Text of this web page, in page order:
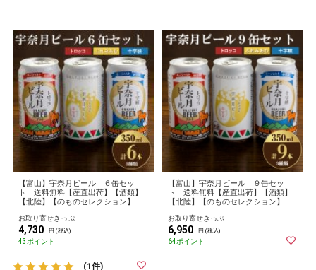
【富山】宇奈月ビール ６缶セッ
ト 送料無料【産直出荷】【酒類】
【北陸】【のものセレクション】
お取り寄せきっぷ
4,730 円 (税込)
43ポイント
(1件)
【富山】宇奈月ビール ９缶セッ
ト 送料無料【産直出荷】【酒類】
【北陸】【のものセレクション】
お取り寄せきっぷ
6,950 円 (税込)
64ポイント